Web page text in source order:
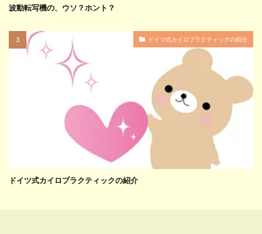
波動転写機の、ウソ？ホント？
ドイツ式カイロプラクティックの紹介
ドイツ式カイロプラクティックの紹介